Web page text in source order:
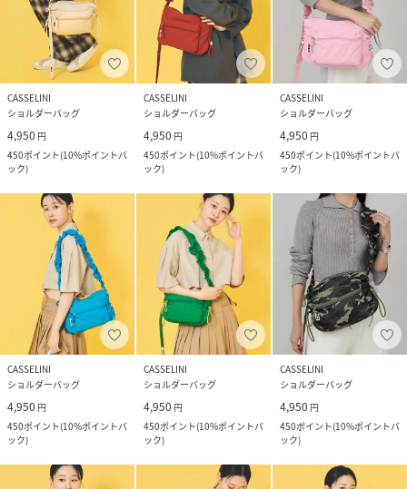
CASSELINI
ショルダーバッグ
4,950 円
450ポイント(10%ポイントバ
ック)
CASSELINI
ショルダーバッグ
4,950 円
450ポイント(10%ポイントバ
ック)
CASSELINI
ショルダーバッグ
4,950 円
450ポイント(10%ポイントバ
ック)
CASSELINI
ショルダーバッグ
4,950 円
450ポイント(10%ポイントバ
ック)
CASSELINI
ショルダーバッグ
4,950 円
450ポイント(10%ポイントバ
ック)
CASSELINI
ショルダーバッグ
4,950 円
450ポイント(10%ポイントバ
ック)